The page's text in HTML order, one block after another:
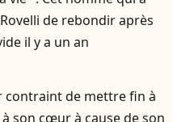
de rebondir après
il y a un an
contraint de mettre fin à
son cœur à cause de son